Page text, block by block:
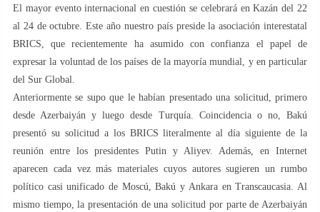
El mayor evento internacional en cuestión se celebrará en Kazán del 22
al 24 de octubre. Este año nuestro país preside la asociación interestatal
BRICS, que recientemente ha asumido con confianza el papel de
expresar la voluntad de los países de la mayoría mundial, y en particular
del Sur Global.
Anteriormente se supo que le habían presentado una solicitud, primero
desde Azerbaiyán y luego desde Turquía. Coincidencia o no, Bakú
presentó su solicitud a los BRICS literalmente al día siguiente de la
reunión entre los presidentes Putin y Aliyev. Además, en Internet
aparecen cada vez más materiales cuyos autores sugieren un rumbo
político casi unificado de Moscú, Bakú y Ankara en Transcaucasia. Al
mismo tiempo, la presentación de una solicitud por parte de Azerbaiyán